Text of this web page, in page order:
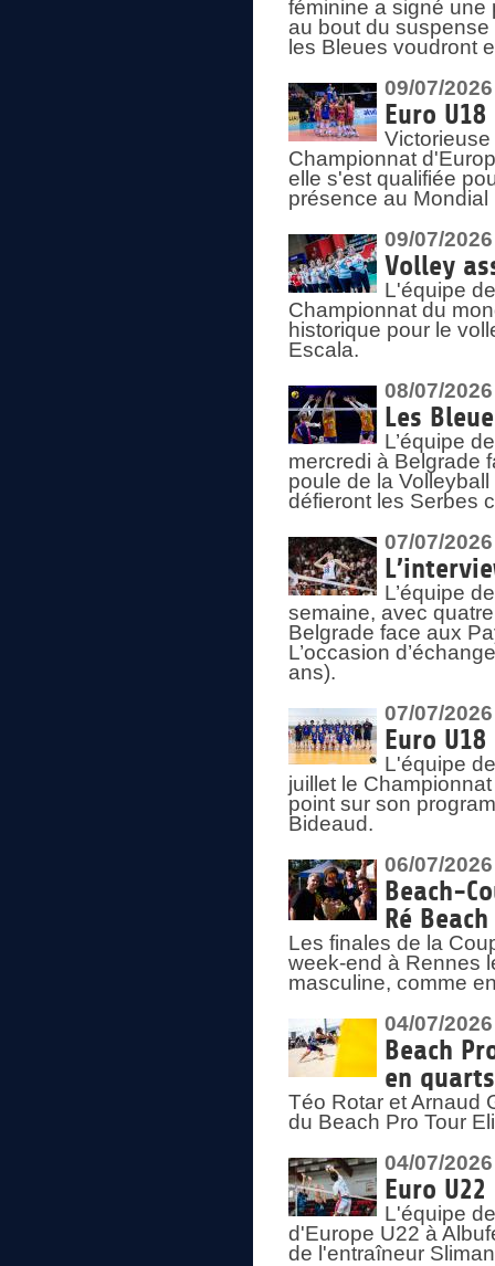
féminine a signé une
au bout du
les Bleues voudront
09/07/2026
Euro
Championnat
elle s'est qualifiée
présence au
09/07/2026
Volley
L'équipe
Championnat du
historique pour le
Escala.
08/07/2026
Les
L’équipe
mercredi à Belgrade
poule de la
défieront les Serbes
07/07/2026
L’équipe
semaine, avec
Belgrade face aux
L’occasion
ans).
07/07/2026
Euro
L'équipe
juillet le
point sur son
Bideaud.
06/07/2026
Beach-
Ré
Les finales de la
week-end à Rennes
masculine, comme
04/07/2026
Beach
en quarts
Téo Rotar et Arnaud
du Beach Pro Tour
04/07/2026
Euro
L'équipe
d'Europe U22 à
de l'entraîneur